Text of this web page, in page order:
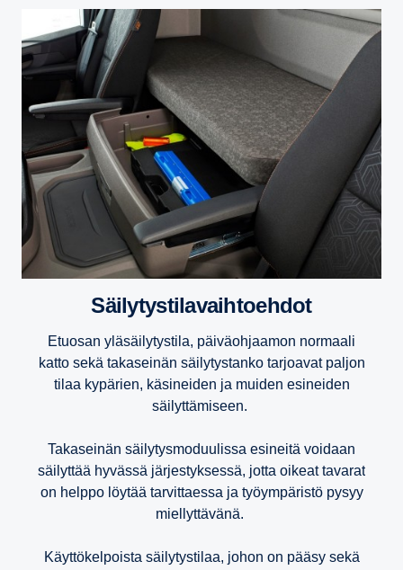
Säily­tys­ti­la­vaih­toehdot
Etuosan yläsäilytystila, päiväohjaamon normaali
katto sekä takaseinän säilytystanko tarjoavat paljon
tilaa kypärien, käsineiden ja muiden esineiden
säilyttämiseen.
Takaseinän säilytysmoduulissa esineitä voidaan
säilyttää hyvässä järjestyksessä, jotta oikeat tavarat
on helppo löytää tarvittaessa ja työympäristö pysyy
miellyttävänä.
Käyttökelpoista säilytystilaa, johon on pääsy sekä